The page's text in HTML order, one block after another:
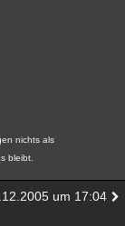
nichts als
bleibt.
um 17:04